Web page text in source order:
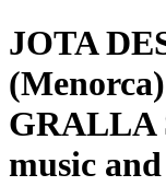
JOTA
GRALLA
music